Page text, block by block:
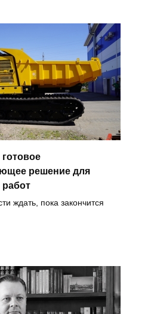
решение для
работ
ждать, пока закончится